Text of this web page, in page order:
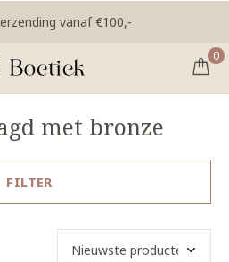
0
vanaf €100,-
met bronze
FILTER